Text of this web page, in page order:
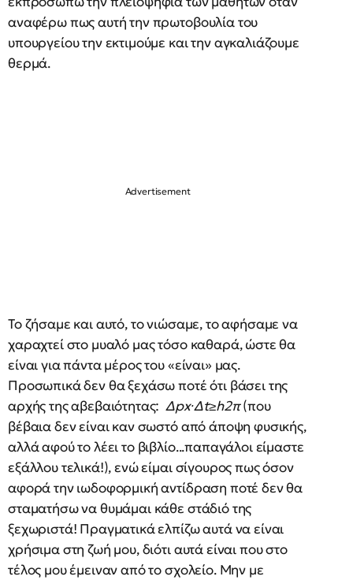
αναφέρω πως αυτή την πρωτοβουλία του
υπουργείου την εκτιμούμε και την αγκαλιάζουμε
θερμά.
Το ζήσαμε και αυτό, το νιώσαμε, το αφήσαμε να
χαραχτεί στο μυαλό μας τόσο καθαρά, ώστε θα
είναι για πάντα μέρος του «είναι» μας.
Προσωπικά δεν θα ξεχάσω ποτέ ότι βάσει της
αρχής της αβεβαιότητας: Δpx∙Δt≥h2π (που
βέβαια δεν είναι καν σωστό από άποψη φυσικής,
αλλά αφού το λέει το βιβλίο...παπαγάλοι είμαστε
εξάλλου τελικά!), ενώ είμαι σίγουρος πως όσον
αφορά την ιωδοφορμική αντίδραση ποτέ δεν θα
σταματήσω να θυμάμαι κάθε στάδιό της
ξεχωριστά! Πραγματικά ελπίζω αυτά να είναι
χρήσιμα στη ζωή μου, διότι αυτά είναι που στο
τέλος μου έμειναν από το σχολείο. Μην με